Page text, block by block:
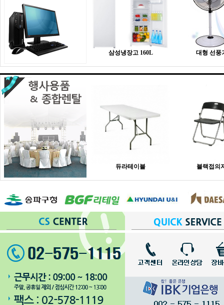
삼성냉장고 160L 대형 선풍
듀라테이블 블랙접의